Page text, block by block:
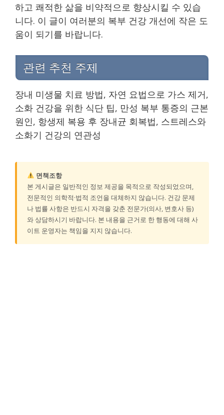
하고 쾌적한 삶을 비약적으로 향상시킬 수 있습
니다. 이 글이 여러분의 복부 건강 개선에 작은 도
움이 되기를 바랍니다.
관련 추천 주제
장내 미생물 치료 방법, 자연 요법으로 가스 제거,
소화 건강을 위한 식단 팁, 만성 복부 통증의 근본
원인, 항생제 복용 후 장내균 회복법, 스트레스와
소화기 건강의 연관성
면책조항
본 게시글은 일반적인 정보 제공을 목적으로 작성되었으며,
전문적인 의학적·법적 조언을 대체하지 않습니다. 건강 문제
나 법률 사항은 반드시 자격을 갖춘 전문가(의사, 변호사 등)
와 상담하시기 바랍니다. 본 내용을 근거로 한 행동에 대해 사
이트 운영자는 책임을 지지 않습니다.